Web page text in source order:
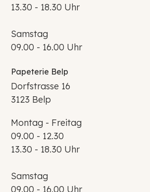
13.30 - 18.30 Uhr
Samstag
09.00 - 16.00 Uhr
Papeterie Belp
Dorfstrasse 16
3123 Belp
Montag - Freitag
09.00 - 12.30
13.30 - 18.30 Uhr
Samstag
09.00 - 16.00 Uhr